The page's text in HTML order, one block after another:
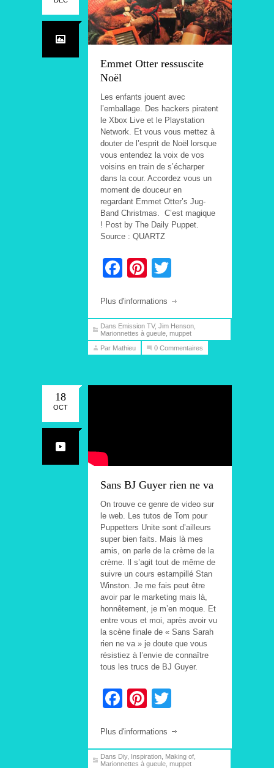
Emmet Otter ressuscite
Noël
Les enfants jouent avec
l’emballage. Des hackers piratent
le Xbox Live et le Playstation
Network. Et vous vous mettez à
douter de l’esprit de Noël lorsque
vous entendez la voix de vos
voisins en train de s’écharper
dans la cour. Accordez vous un
moment de douceur en
regardant Emmet Otter’s Jug-
Band Christmas. C’est magique
! Post by The Daily Puppet.
Source : QUARTZ
Facebook
Pinterest
Plus d'informations
Dans Emission TV, Jim Henson
Marionnettes à gueule muppet
Par Mathieu
0 Commentaires
18
OCT
Sans BJ Guyer rien ne va
On trouve ce genre de video sur
le web. Les tutos de Tom pour
Puppetters Unite sont d’ailleurs
super bien faits. Mais là mes
amis, on parle de la crème de la
crème. Il s’agit tout de même de
suivre un cours estampillé Stan
Winston. Je me fais peut être
avoir par le marketing mais là,
honnêtement, je m’en moque. Et
entre vous et moi, après avoir vu
la scène finale de « Sans Sarah
rien ne va » je doute que vous
résistiez à l’envie de connaître
tous les trucs de BJ Guyer.
Facebook
Pinterest
Plus d'informations
Dans Diy, Inspiration Making of
Marionnettes à gueule muppet